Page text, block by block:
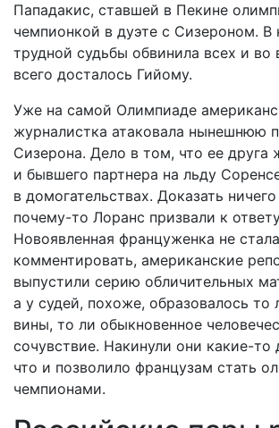
Пападакис, ставшей в Пекине
чемпионкой в дуэте с Сизероном.
трудной судьбы обвинила всех и во
всего досталось Гийому.
Уже на самой Олимпиаде
журналистка атаковала нынешнюю
Сизерона. Дело в том, что ее друга
и бывшего партнера на льду
в домогательствах. Доказать
почему-то Лоранс призвали к
Новоявленная француженка не
комментировать, американские
выпустили серию обличительных
а у судей, похоже, образовалось то
вины, то ли обыкновенное
сочувствие. Накинули они какие-то
что и позволило французам стать
чемпионами.